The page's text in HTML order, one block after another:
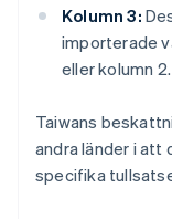
Kolumn 3:
importerade
eller kolumn 2.
Taiwans
andra länder i att
specifika